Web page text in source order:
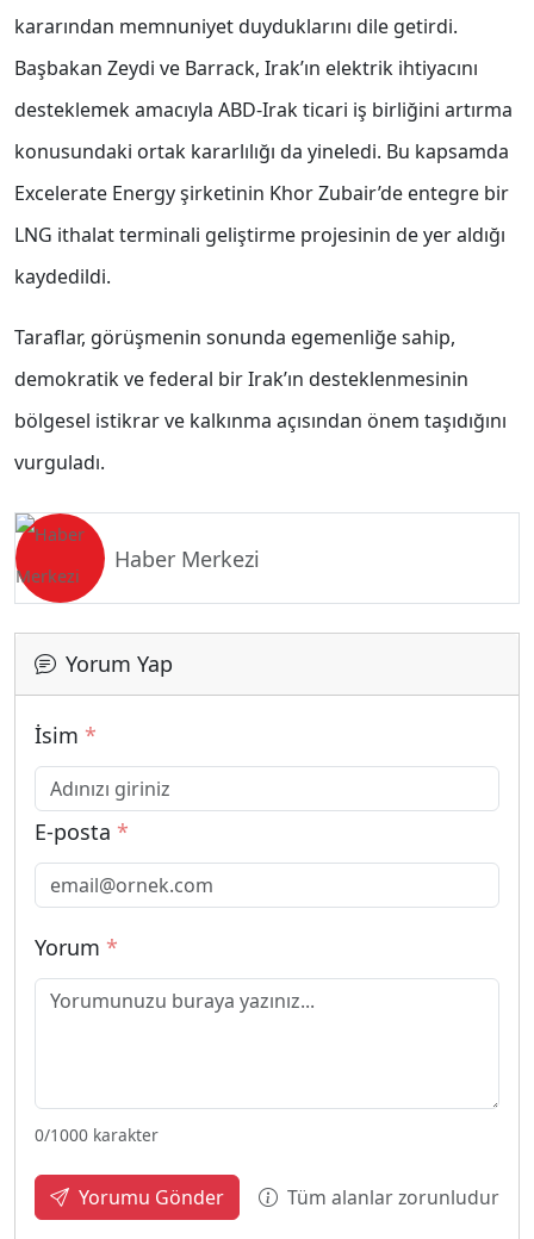
kararından memnuniyet duyduklarını dile getirdi.
Başbakan Zeydi ve Barrack, Irak’ın elektrik ihtiyacını
desteklemek amacıyla ABD-Irak ticari iş birliğini artırma
konusundaki ortak kararlılığı da yineledi. Bu kapsamda
Excelerate Energy şirketinin Khor Zubair’de entegre bir
LNG ithalat terminali geliştirme projesinin de yer aldığı
kaydedildi.
Taraflar, görüşmenin sonunda egemenliğe sahip,
demokratik ve federal bir Irak’ın desteklenmesinin
bölgesel istikrar ve kalkınma açısından önem taşıdığını
vurguladı.
Haber Merkezi
Yorum Yap
İsim *
E-posta *
Yorum *
0/1000 karakter
Yorumu Gönder Tüm alanlar zorunludur